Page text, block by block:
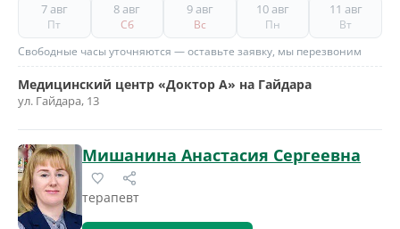
7 авг
Пт
8 авг
Сб
9 авг
Вс
10 авг
Пн
11 авг
Вт
Свободные часы уточняются — оставьте заявку, мы перезвоним
Медицинский центр «Доктор А» на Гайдара
ул. Гайдара, 13
Мишанина Анастасия Сергеевна
терапевт